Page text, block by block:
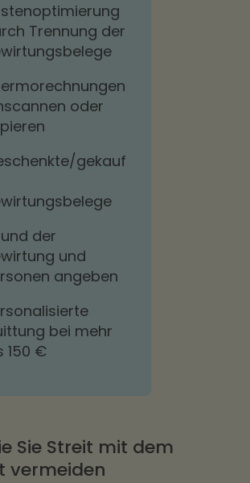
Trennung der
oder
gekauf
der
und
angeben
bei mehr
150 €
Sie Streit mit dem
vermeiden